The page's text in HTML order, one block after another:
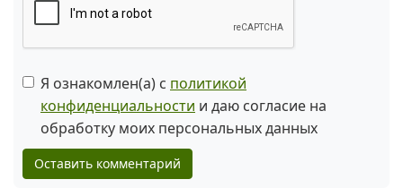
Я ознакомлен(а) с политикой
конфиденциальности и даю согласие на
обработку моих персональных данных
Оставить комментарий